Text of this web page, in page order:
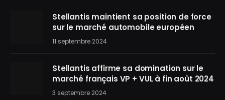
Stellantis maintient sa position de force
sur le marché automobile européen
11 septembre 2024
Stellantis affirme sa domination sur le
marché français VP + VUL à fin août 2024
3 septembre 2024